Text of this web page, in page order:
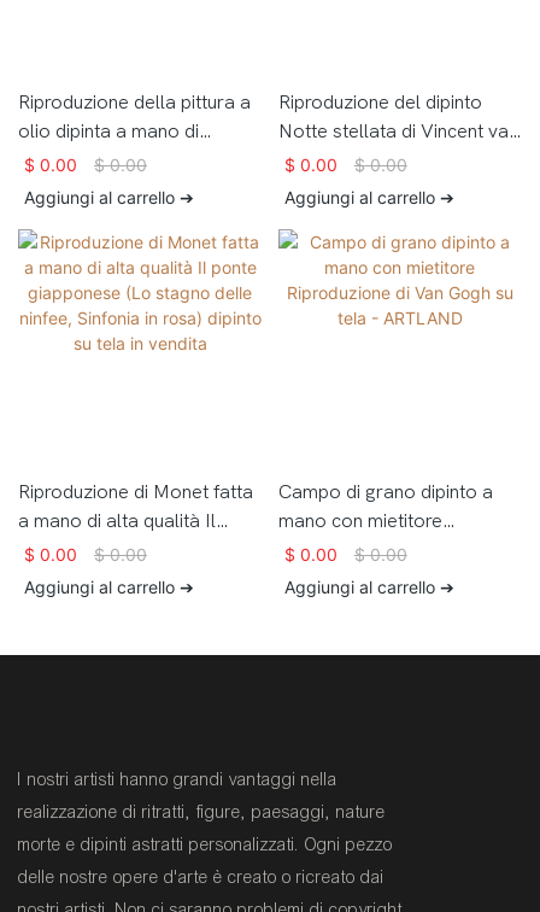
Riproduzione della pittura a
olio dipinta a mano di
Claude Monet di alta qualità
The Cliff Walk, Pourville
$ 0.00 $0.00
Aggiungi al carrello ➔
Riproduzione del dipinto
Notte stellata di Vincent van
Gogh dipinta a mano su tela
- ARTLAND
$ 0.00 $0.00
Aggiungi al carrello ➔
Riproduzione di Monet fatta
a mano di alta qualità Il
ponte giapponese (Lo
stagno delle ninfee, Sinfonia
$ 0.00 $0.00
Aggiungi al carrello ➔
Campo di grano dipinto a
mano con mietitore
Riproduzione di Van Gogh su
tela - ARTLAND
$ 0.00 $0.00
Aggiungi al carrello ➔
I nostri artisti hanno grandi vantaggi nella
realizzazione di ritratti, figure, paesaggi, nature
morte e dipinti astratti personalizzati. Ogni pezzo
delle nostre opere d'arte è creato o ricreato dai